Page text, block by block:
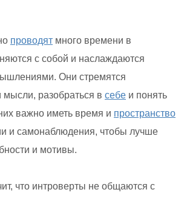
проводят много времени в
с собой и наслаждаются
Они стремятся
мысли, разобраться в себе и понять
важно иметь время и пространство
и самонаблюдения, чтобы лучше
и мотивы.
что интроверты не общаются с